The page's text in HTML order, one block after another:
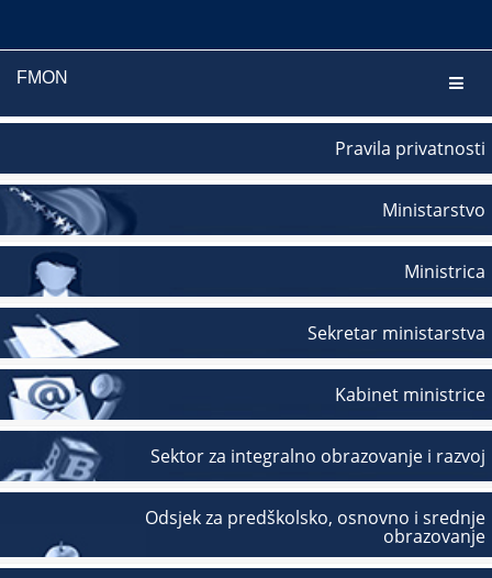
FMON
Pravila privatnosti
Ministarstvo
Ministrica
Sekretar ministarstva
Kabinet ministrice
Sektor za integralno obrazovanje i razvoj
Odsjek za predškolsko, osnovno i srednje
obrazovanje